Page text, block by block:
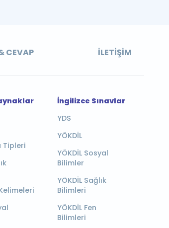
CEVAP İLETIŞIM
Tipleri
İngilizce Sınavlar
YDS
YÖKDİL
YÖKDİL Sosyal
Bilimler
YÖKDİL Sağlık
Bilimleri
YÖKDİL Fen
Bilimleri